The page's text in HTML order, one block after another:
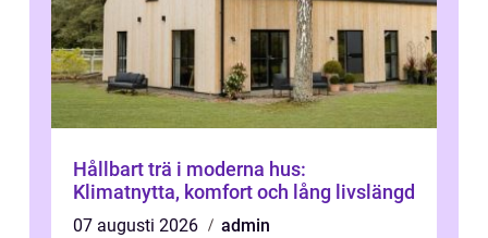
Hållbart trä i moderna hus:
Klimatnytta, komfort och lång livslängd
07 augusti 2026
admin